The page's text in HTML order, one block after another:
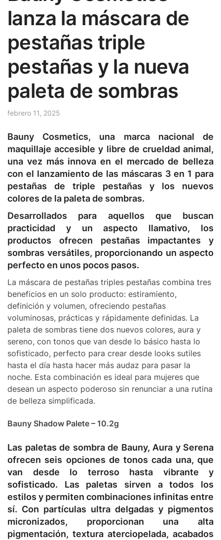
lanza la máscara de
pestañas triple
pestañas y la nueva
paleta de sombras
febrero 11, 2025
Bauny Cosmetics, una marca nacional de
maquillaje accesible y libre de crueldad animal,
una vez más innova en el mercado de belleza
con el lanzamiento de las máscaras 3 en 1 para
pestañas de triple pestañas y los nuevos
colores de la paleta de sombras.
Desarrollados para aquellos que buscan
practicidad y un aspecto llamativo, los
productos ofrecen pestañas impactantes y
sombras versátiles, proporcionando un aspecto
perfecto en unos pocos pasos.
La máscara de pestañas triples pestañas combina tres
beneficios en un solo producto: estiramiento,
definición y volumen, ofreciendo pestañas
voluminosas, prácticas y rápidamente definidas. La
paleta de sombras tiene dos nuevos colores, aura y
sereno, con tonos que van desde lo básico hasta lo
sofisticado, perfecto para crear desde looks sutiles
hasta el día hasta hacer más audaz para pasar la
noche. Esta combinación es ideal para mujeres que
desean un aspecto poderoso sin renunciar a una rutina
de belleza simplificada.
Bauny Shadow Palete – 10.2g
Las paletas de sombra de Bauny, Aura y Serena
ofrecen seis opciones de tonos cada una, que
van desde lo terroso hasta vibrante y
sofisticado. Las paletas sirven a todos los
estilos y permiten combinaciones infinitas entre
sí. Con partículas ultra delgadas y pigmentos
micronizados, proporcionan una alta
pigmentación, textura aterciopelada, acabados